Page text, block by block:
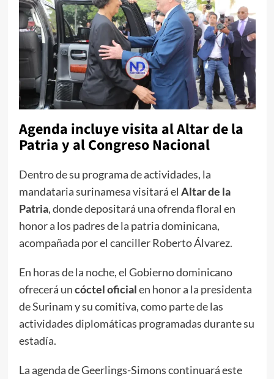
Agenda incluye visita al Altar de la
Patria y al Congreso Nacional
Dentro de su programa de actividades, la
mandataria surinamesa visitará el Altar de la
Patria, donde depositará una ofrenda floral en
honor a los padres de la patria dominicana,
acompañada por el canciller Roberto Álvarez.
En horas de la noche, el Gobierno dominicano
ofrecerá uncóctel oficialen honor a la presidenta
de Surinam y su comitiva, como parte de las
actividades diplomáticas programadas durante su
estadía.
La agenda de Geerlings-Simons continuará este